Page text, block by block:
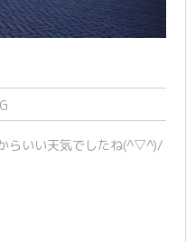
らいい天気でしたね(^▽^)/